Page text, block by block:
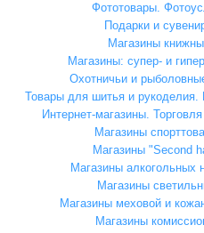
Фототовары.
Подарки и
Магазины
Магазины: супер- и
Охотничьи и
Товары для шитья и рукоделия.
Интернет-магазины.
Магазины
Магазины "Second
Магазины алкогольных
Магазины
Магазины меховой и
Магазины